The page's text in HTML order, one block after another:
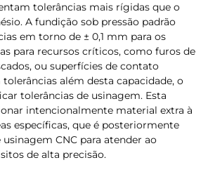
tolerâncias mais rígidas que o
A fundição sob pressão padrão
em torno de ± 0,1 mm para os
para recursos críticos, como furos de
ou superfícies de contato
além desta capacidade, o
tolerâncias de usinagem. Esta
intencionalmente material extra à
específicas, que é posteriormente
CNC para atender ao
de alta precisão.